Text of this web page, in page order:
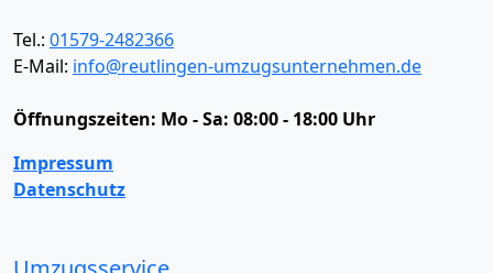
Tel.: 01579-2482366
E-Mail: info@reutlingen-umzugsunternehmen.de
Öffnungszeiten: Mo - Sa: 08:00 - 18:00 Uhr
Impressum
Datenschutz